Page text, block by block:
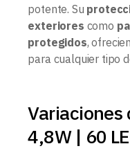
potente. Su
exteriores como
protegidos,
para cualquier tipo
Variaciones
4,8W | 60